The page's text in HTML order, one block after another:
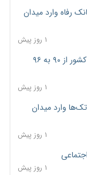
بانک رفاه وارد میدان
۱ روز پیش
فشار اقتصادی در مسیر صعود؛ شاخص فلاکت کشور از ۹۰ به ۹۶
۱ روز پیش
وارد میدان
۱ روز پیش
۱ روز پیش